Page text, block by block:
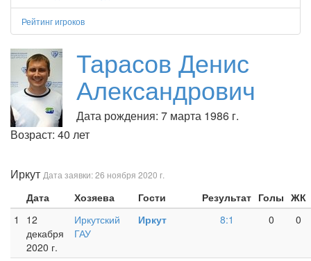
Рейтинг игроков
Тарасов Денис
Александрович
Дата рождения: 7 марта 1986 г.
Возраст: 40 лет
Иркут Дата заявки: 26 ноября 2020 г.
Дата Хозяева Гости Результат Голы ЖК
1
12
декабря
2020 г.
Иркутский
ГАУ
Иркут 8:1 0 0